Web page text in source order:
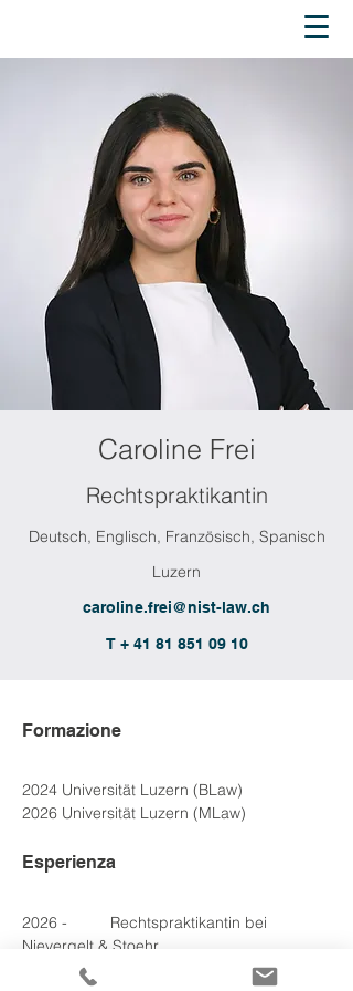
Caroline Frei
Rechtspraktikantin
Deutsch, Englisch, Französisch, Spanisch
Luzern
caroline.frei@nist-law.ch
T + 41 81 851 09 10
Formazione
2024 Universität Luzern (BLaw)
2026 Universität Luzern (MLaw)
Esperienza
2026 -
Nievergelt & Stoehr